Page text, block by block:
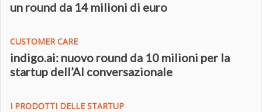
un round da 14 milioni di euro
CUSTOMER CARE
indigo.ai: nuovo round da 10 milioni per la
startup dell’AI conversazionale
I PRODOTTI DELLE STARTUP